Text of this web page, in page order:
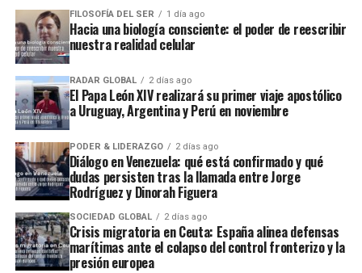
FILOSOFÍA DEL SER 1 día ago
Hacia una biología consciente: el poder de reescribir
nuestra realidad celular
RADAR GLOBAL 2 días ago
El Papa León XIV realizará su primer viaje apostólico
a Uruguay, Argentina y Perú en noviembre
PODER & LIDERAZGO 2 días ago
Diálogo en Venezuela: qué está confirmado y qué
dudas persisten tras la llamada entre Jorge
Rodríguez y Dinorah Figuera
SOCIEDAD GLOBAL 2 días ago
Crisis migratoria en Ceuta: España alinea defensas
marítimas ante el colapso del control fronterizo y la
presión europea